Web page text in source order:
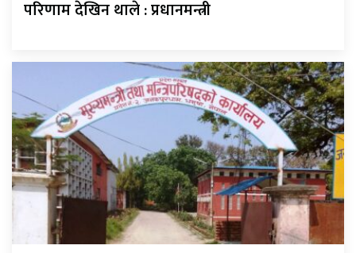
परिणाम देखिन थाले : प्रधानमन्त्री